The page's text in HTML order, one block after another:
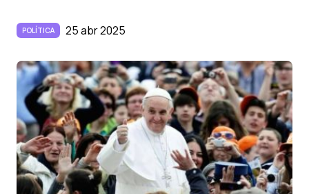
POLÍTICA 25 abr 2025